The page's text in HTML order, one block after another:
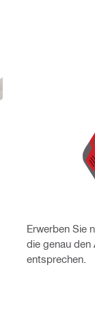
Erwerben Sie
die genau den
entsprechen.